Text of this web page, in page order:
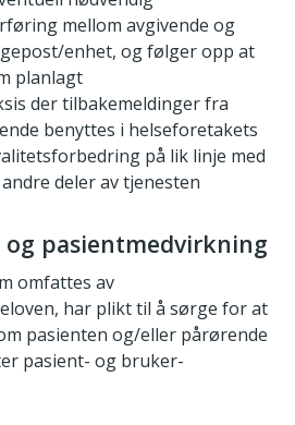
mellom avgivende og
enhet, og følger opp at
planlagt
der tilbakemeldinger fra
benyttes i helseforetakets
på lik linje med
deler av tjenesten
pasientmedvirkning
omfattes av
har plikt til å sørge for at
pasienten og/eller pårørende
pasient- og bruker-